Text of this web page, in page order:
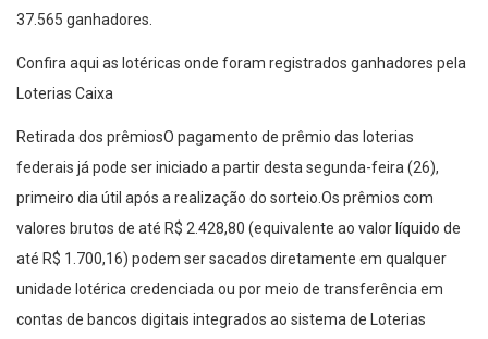
37.565 ganhadores.
Confira aqui as lotéricas onde foram registrados ganhadores pela
Loterias Caixa
Retirada dos prêmiosO pagamento de prêmio das loterias
federais já pode ser iniciado a partir desta segunda-feira (26),
primeiro dia útil após a realização do sorteio.Os prêmios com
valores brutos de até R$ 2.428,80 (equivalente ao valor líquido de
até R$ 1.700,16) podem ser sacados diretamente em qualquer
unidade lotérica credenciada ou por meio de transferência em
contas de bancos digitais integrados ao sistema de Loterias